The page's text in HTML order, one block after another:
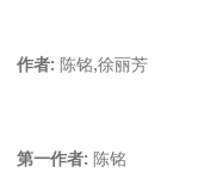
作者: 陈铭,徐丽芳
第一作者: 陈铭